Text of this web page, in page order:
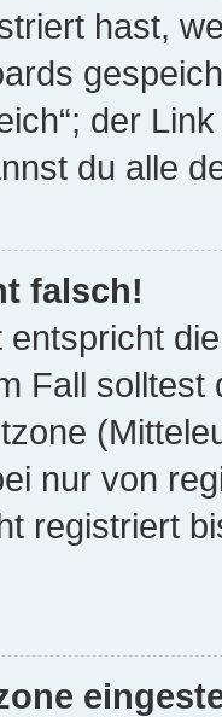
hast,
der
du alle
falsch!
Fall solltest
nur von
registriert